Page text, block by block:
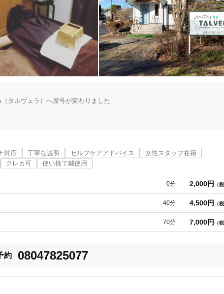
タルヴェラ）へ屋号が変わりました
の治療室になっています
対応 丁寧な説明 セルフケアアドバイス
女性スタッフ在籍
クレカ可 使い捨て鍼使用
0分 2,000円 （
40分 4,500円 （
70分 7,000円 （
約 08047825077